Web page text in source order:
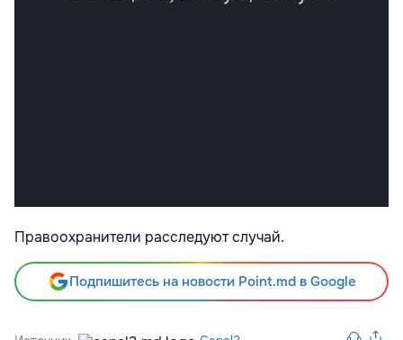
Правоохранители расследуют случай.
Подпишитесь на новости Point.md в Google